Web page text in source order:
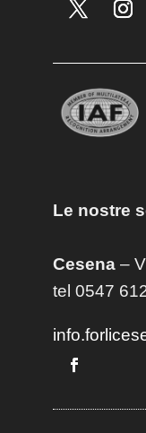
Le nostre
Cesena–
tel 0547